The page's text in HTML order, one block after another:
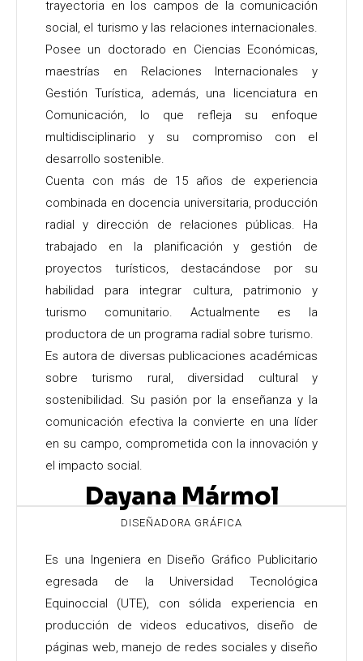
trayectoria en los campos de la comunicación
social, el turismo y las relaciones internacionales.
Posee un doctorado en Ciencias Económicas,
maestrías en Relaciones Internacionales y
Gestión Turística, además, una licenciatura en
Comunicación, lo que refleja su enfoque
multidisciplinario y su compromiso con el
desarrollo sostenible.
Cuenta con más de 15 años de experiencia
combinada en docencia universitaria, producción
radial y dirección de relaciones públicas. Ha
trabajado en la planificación y gestión de
proyectos turísticos, destacándose por su
habilidad para integrar cultura, patrimonio y
turismo comunitario. Actualmente es la
productora de un programa radial sobre turismo.
Es autora de diversas publicaciones académicas
sobre turismo rural, diversidad cultural y
sostenibilidad. Su pasión por la enseñanza y la
comunicación efectiva la convierte en una líder
en su campo, comprometida con la innovación y
el impacto social.
Dayana Mármol
DISEÑADORA GRÁFICA
Es una Ingeniera en Diseño Gráfico Publicitario
egresada de la Universidad Tecnológica
Equinoccial (UTE), con sólida experiencia en
producción de videos educativos, diseño de
páginas web, manejo de redes sociales y diseño